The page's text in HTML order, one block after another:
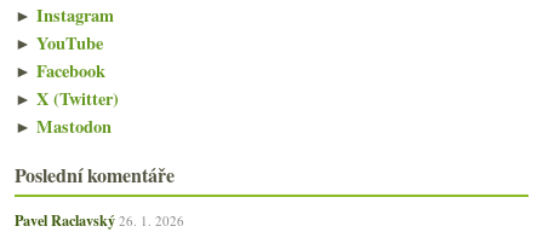
► Instagram
► YouTube
► Facebook
► X (Twitter)
► Mastodon
Poslední komentáře
Pavel Raclavský 26. 1. 2026